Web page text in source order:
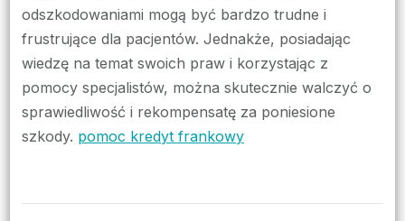
odszkodowaniami mogą być bardzo trudne i
frustrujące dla pacjentów. Jednakże, posiadając
wiedzę na temat swoich praw i korzystając z
pomocy specjalistów, można skutecznie walczyć o
sprawiedliwość i rekompensatę za poniesione
szkody. pomoc kredyt frankowy